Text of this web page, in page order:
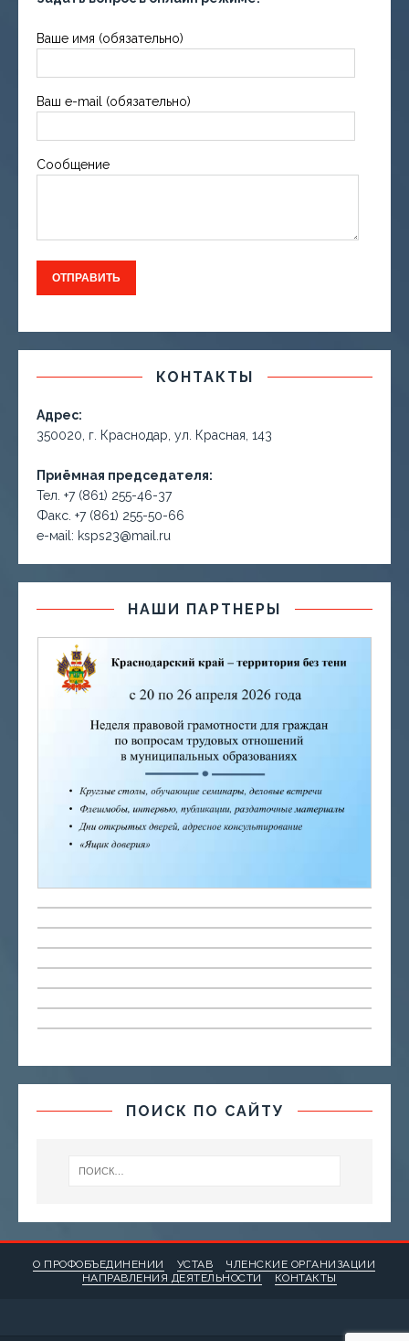
Ваше имя (обязательно)
Ваш e-mail (обязательно)
Сообщение
КОНТАКТЫ
Адрес:
350020, г. Краснодар, ул. Красная, 143
Приёмная председателя:
Тел. +7 (861) 255-46-37
Факс. +7 (861) 255-50-66
е-маil: ksps23@mail.ru
НАШИ ПАРТНЕРЫ
ПОИСК ПО САЙТУ
О ПРОФОБЪЕДИНЕНИИ УСТАВ
ЧЛЕНСКИЕ ОРГАНИЗАЦИИ
НАПРАВЛЕНИЯ ДЕЯТЕЛЬНОСТИ
КОНТАКТЫ